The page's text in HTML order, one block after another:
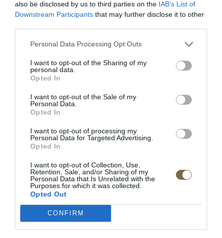
also be disclosed by us to third parties on the IAB’s List of
Downstream Participants that may further disclose it to other
Personal Data Processing Opt Outs
I want to opt-out of the Sharing of my
personal data.
Opted In
I want to opt-out of the Sale of my
Personal Data.
Opted In
I want to opt-out of processing my
Personal Data for Targeted Advertising.
Opted In
I want to opt-out of Collection, Use,
Retention, Sale, and/or Sharing of my
Personal Data that Is Unrelated with the
Purposes for which it was collected.
Opted Out
CONFIRM
POPIS PRODUKTU
Šírka:196 cm
Výška: 101 cm
Doba dodania:4-5 týždňov
• masívne dubové drevo / prírodná dubová dyha /
tkanina
• doplnková možnosť: úložný priestor na posteľnú
bielizeň so zdvihom matraca
Výrobca: MEBIN